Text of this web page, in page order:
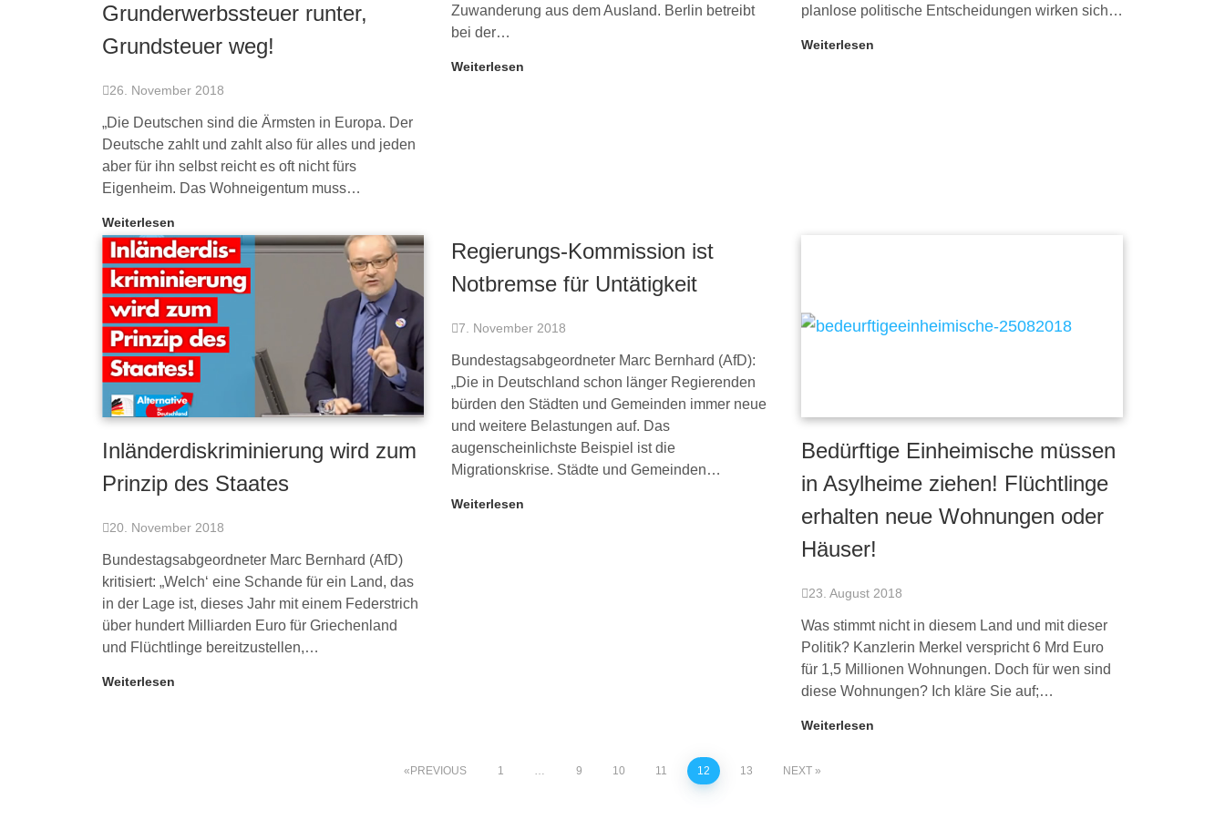
Grunderwerbssteuer runter,
Grundsteuer weg!
26. November 2018
„Die Deutschen sind die Ärmsten in Europa. Der
Deutsche zahlt und zahlt also für alles und jeden
aber für ihn selbst reicht es oft nicht fürs
Eigenheim. Das Wohneigentum muss…
Weiterlesen
Zuwanderung aus dem Ausland. Berlin betreibt
bei der…
Weiterlesen
planlose politische Entscheidungen wirken sich…
Weiterlesen
Inländerdiskriminierung wird zum
Prinzip des Staates
20. November 2018
Bundestagsabgeordneter Marc Bernhard (AfD)
kritisiert: „Welch‘ eine Schande für ein Land, das
in der Lage ist, dieses Jahr mit einem Federstrich
über hundert Milliarden Euro für Griechenland
und Flüchtlinge bereitzustellen,…
Weiterlesen
Regierungs-Kommission ist
Notbremse für Untätigkeit
7. November 2018
Bundestagsabgeordneter Marc Bernhard (AfD):
„Die in Deutschland schon länger Regierenden
bürden den Städten und Gemeinden immer neue
und weitere Belastungen auf. Das
augenscheinlichste Beispiel ist die
Migrationskrise. Städte und Gemeinden…
Weiterlesen
Bedürftige Einheimische müssen
in Asylheime ziehen! Flüchtlinge
erhalten neue Wohnungen oder
Häuser!
23. August 2018
Was stimmt nicht in diesem Land und mit dieser
Politik? Kanzlerin Merkel verspricht 6 Mrd Euro
für 1,5 Millionen Wohnungen. Doch für wen sind
diese Wohnungen? Ich kläre Sie auf;…
Weiterlesen
PREVIOUS 1 … 9 10 11 12 13 NEXT